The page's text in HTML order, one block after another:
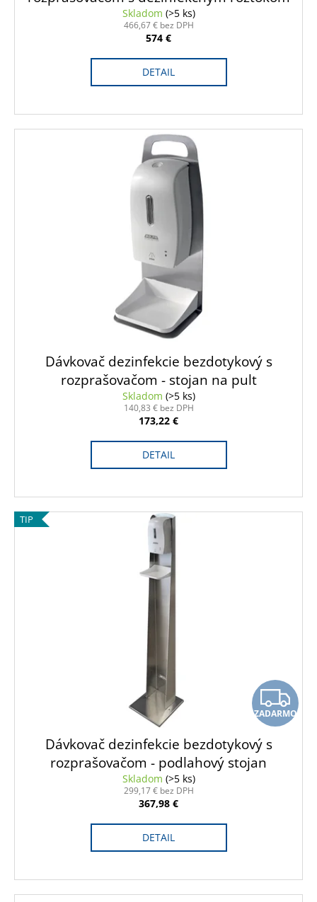
O
Skladom (>5 ks)
466,67 € bez DPH
574 €
DETAIL
Dávkovač dezinfekcie bezdotykový s
rozprašovačom - stojan na pult
Skladom (>5 ks)
140,83 € bez DPH
173,22 €
DETAIL
TIP
Z
A
O
ZADARMO
Dávkovač dezinfekcie bezdotykový s
rozprašovačom - podlahový stojan
Skladom (>5 ks)
299,17 € bez DPH
367,98 €
DETAIL